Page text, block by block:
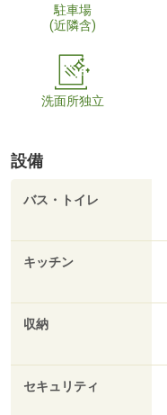
駐車場
(近隣含)
洗面所独立
設備
バス・トイレ
キッチン
収納
セキュリティ